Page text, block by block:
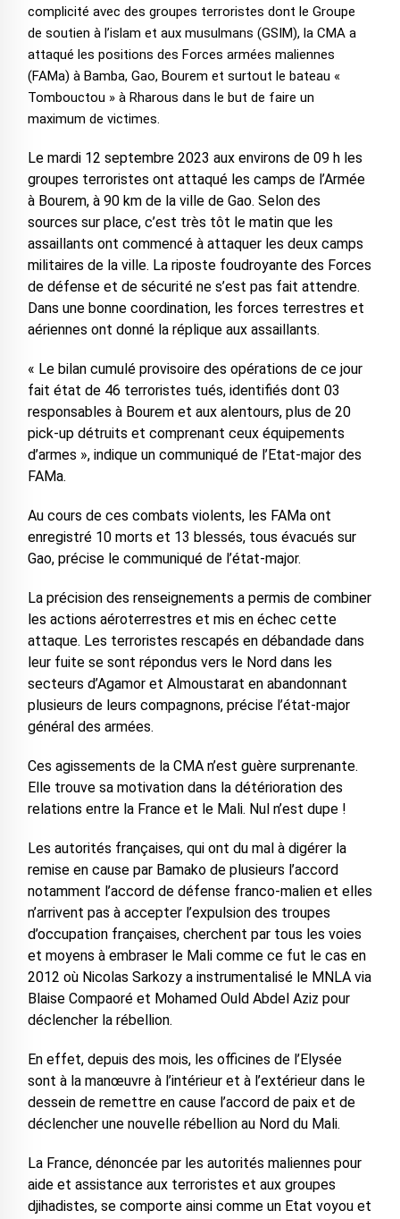
complicité avec des groupes terroristes dont le Groupe
de soutien à l’islam et aux musulmans (GSIM), la CMA a
attaqué les positions des Forces armées maliennes
(FAMa) à Bamba, Gao, Bourem et surtout le bateau «
Tombouctou » à Rharous dans le but de faire un
maximum de victimes.
Le mardi 12 septembre 2023 aux environs de 09 h les
groupes terroristes ont attaqué les camps de l’Armée
à Bourem, à 90 km de la ville de Gao. Selon des
sources sur place, c’est très tôt le matin que les
assaillants ont commencé à attaquer les deux camps
militaires de la ville. La riposte foudroyante des Forces
de défense et de sécurité ne s’est pas fait attendre.
Dans une bonne coordination, les forces terrestres et
aériennes ont donné la réplique aux assaillants.
« Le bilan cumulé provisoire des opérations de ce jour
fait état de 46 terroristes tués, identifiés dont 03
responsables à Bourem et aux alentours, plus de 20
pick-up détruits et comprenant ceux équipements
d’armes », indique un communiqué de l’Etat-major des
FAMa.
Au cours de ces combats violents, les FAMa ont
enregistré 10 morts et 13 blessés, tous évacués sur
Gao, précise le communiqué de l’état-major.
La précision des renseignements a permis de combiner
les actions aéroterrestres et mis en échec cette
attaque. Les terroristes rescapés en débandade dans
leur fuite se sont répondus vers le Nord dans les
secteurs d’Agamor et Almoustarat en abandonnant
plusieurs de leurs compagnons, précise l’état-major
général des armées.
Ces agissements de la CMA n’est guère surprenante.
Elle trouve sa motivation dans la détérioration des
relations entre la France et le Mali. Nul n’est dupe !
Les autorités françaises, qui ont du mal à digérer la
remise en cause par Bamako de plusieurs l’accord
notamment l’accord de défense franco-malien et elles
n’arrivent pas à accepter l’expulsion des troupes
d’occupation françaises, cherchent par tous les voies
et moyens à embraser le Mali comme ce fut le cas en
2012 où Nicolas Sarkozy a instrumentalisé le MNLA via
Blaise Compaoré et Mohamed Ould Abdel Aziz pour
déclencher la rébellion.
En effet, depuis des mois, les officines de l’Elysée
sont à la manœuvre à l’intérieur et à l’extérieur dans le
dessein de remettre en cause l’accord de paix et de
déclencher une nouvelle rébellion au Nord du Mali.
La France, dénoncée par les autorités maliennes pour
aide et assistance aux terroristes et aux groupes
djihadistes, se comporte ainsi comme un Etat voyou et